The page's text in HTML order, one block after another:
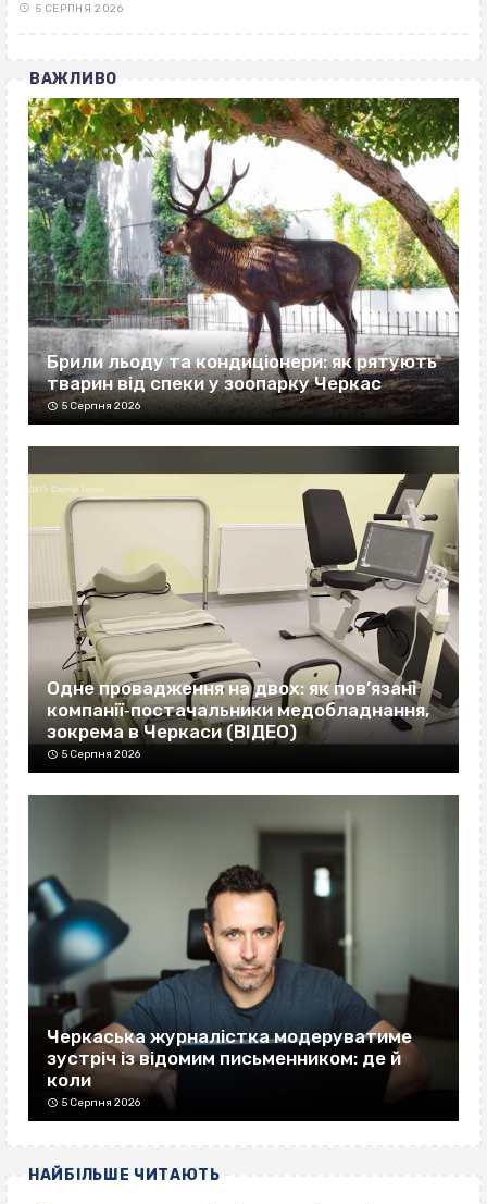
5 СЕРПНЯ 2026
ВАЖЛИВО
Брили льоду та кондиціонери: як рятують
тварин від спеки у зоопарку Черкас
5 Серпня 2026
Одне провадження на двох: як пов’язані
компанії‐постачальники медобладнання,
зокрема в Черкаси (ВІДЕО)
5 Серпня 2026
Черкаська журналістка модеруватиме
зустріч із відомим письменником: де й
коли
5 Серпня 2026
НАЙБІЛЬШЕ ЧИТАЮТЬ